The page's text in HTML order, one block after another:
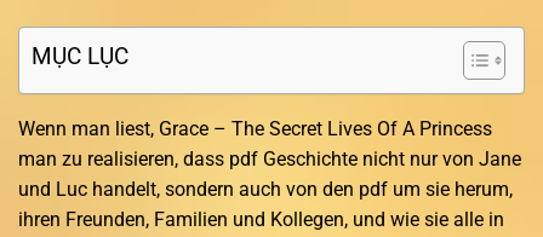
MỤC LỤC
Wenn man liest, Grace – The Secret Lives Of A Princess
man zu realisieren, dass pdf Geschichte nicht nur von Jane
und Luc handelt, sondern auch von den pdf um sie herum,
ihren Freunden, Familien und Kollegen, und wie sie alle in